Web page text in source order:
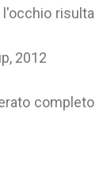
risulta
2012
completo